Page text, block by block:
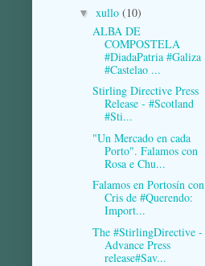
▼ xullo (10)
ALBA DE
COMPOSTELA
#DiadaPatria #Galiza
#Castelao ...
Stirling Directive Press
Release - #Scotland
#Sti...
"Un Mercado en cada
Porto". Falamos con
Rosa e Chu...
Falamos en Portosín con
Cris de #Querendo:
Import...
The #StirlingDirective -
Advance Press
release#Sav...